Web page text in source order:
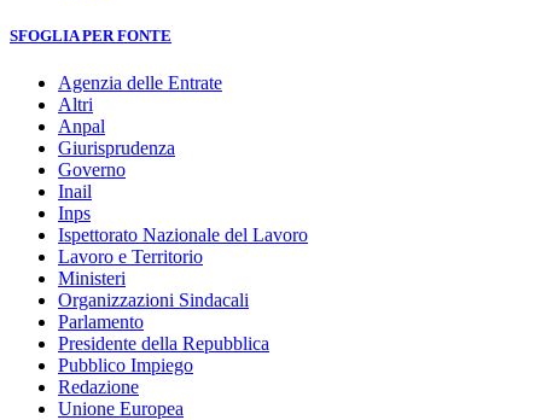
SFOGLIA PER FONTE
Agenzia delle Entrate
Altri
Anpal
Giurisprudenza
Governo
Inail
Inps
Ispettorato Nazionale del Lavoro
Lavoro e Territorio
Ministeri
Organizzazioni Sindacali
Parlamento
Presidente della Repubblica
Pubblico Impiego
Redazione
Unione Europea